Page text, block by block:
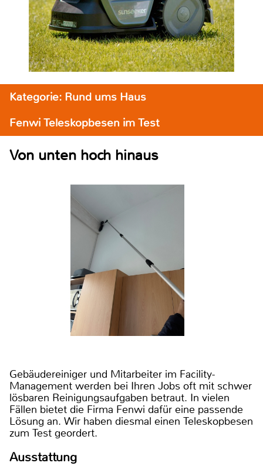
Kategorie: Rund ums Haus
Fenwi Teleskopbesen im Test
Von unten hoch hinaus
Gebäudereiniger und Mitarbeiter im Facility-
Management werden bei Ihren Jobs oft mit schwer
lösbaren Reinigungsaufgaben betraut. In vielen
Fällen bietet die Firma Fenwi dafür eine passende
Lösung an. Wir haben diesmal einen Teleskopbesen
zum Test geordert.
Ausstattung